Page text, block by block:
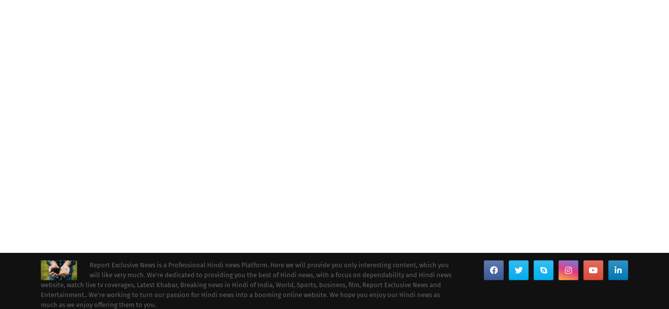
Report Exclusive News is a Professional Hindi news Platform. Here we will provide you only interesting content, which you
will like very much. We're dedicated to providing you the best of Hindi news, with a focus on dependability and Hindi news
website, watch live tv coverages, Latest Khabar, Breaking news in Hindi of India, World, Sports, business, film, Report Exclusive News and
Entertainment.. We're working to turn our passion for Hindi news into a booming online website. We hope you enjoy our Hindi news as
much as we enjoy offering them to you.